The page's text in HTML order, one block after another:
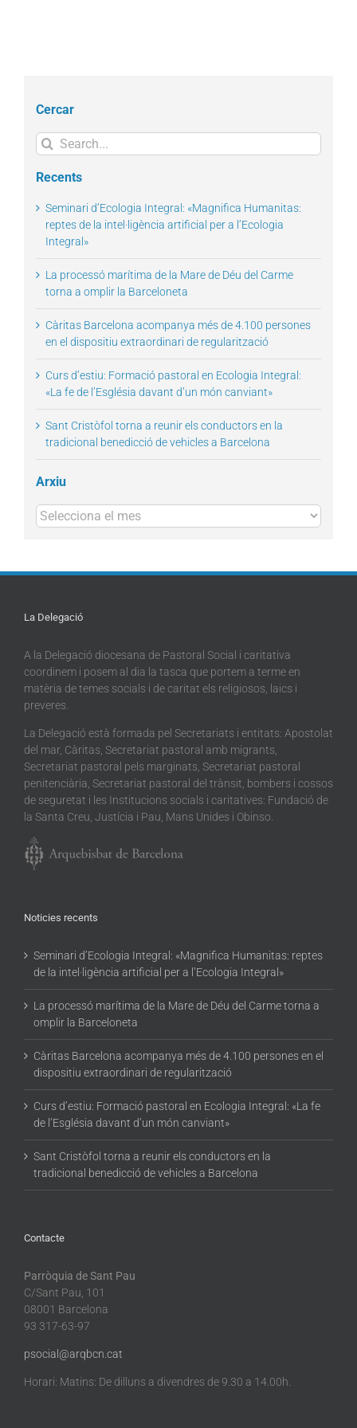
Cercar
Search
for:
Recents
Seminari d’Ecologia Integral: «Magnifica Humanitas:
reptes de la intel·ligència artificial per a l’Ecologia
Integral»
La processó marítima de la Mare de Déu del Carme
torna a omplir la Barceloneta
Càritas Barcelona acompanya més de 4.100 persones
en el dispositiu extraordinari de regularització
Curs d’estiu: Formació pastoral en Ecologia Integral:
«La fe de l’Església davant d’un món canviant»
Sant Cristòfol torna a reunir els conductors en la
tradicional benedicció de vehicles a Barcelona
Arxiu
Arxius
La Delegació
A la Delegació diocesana de Pastoral Social i caritativa
coordinem i posem al dia la tasca que portem a terme en
matèria de temes socials i de caritat els religiosos, laics i
preveres.
La Delegació està formada pel Secretariats i entitats: Apostolat
del mar, Càritas, Secretariat pastoral amb migrants,
Secretariat pastoral pels marginats, Secretariat pastoral
penitenciària, Secretariat pastoral del trànsit, bombers i cossos
de seguretat i les Institucions socials i caritatives: Fundació de
la Santa Creu, Justícia i Pau, Mans Unides i Obinso.
Noticies recents
Seminari d’Ecologia Integral: «Magnifica Humanitas: reptes
de la intel·ligència artificial per a l’Ecologia Integral»
La processó marítima de la Mare de Déu del Carme torna a
omplir la Barceloneta
Càritas Barcelona acompanya més de 4.100 persones en el
dispositiu extraordinari de regularització
Curs d’estiu: Formació pastoral en Ecologia Integral: «La fe
de l’Església davant d’un món canviant»
Sant Cristòfol torna a reunir els conductors en la
tradicional benedicció de vehicles a Barcelona
Contacte
Parròquia de Sant Pau
C/Sant Pau, 101
08001 Barcelona
93 317-63-97
psocial@arqbcn.cat
Horari: Matins: De dilluns a divendres de 9.30 a 14.00h.